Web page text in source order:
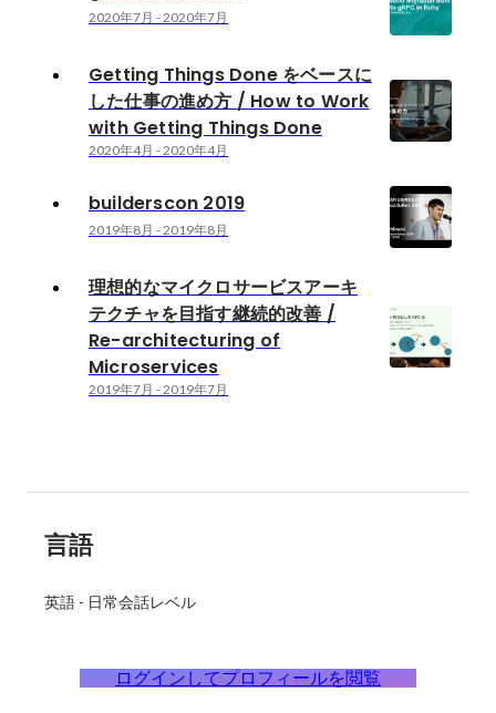
2020年7月 -2020年7月
Getting Things Done をベースに
した仕事の進め方 / How to Work
with Getting Things Done
2020年4月 -2020年4月
builderscon 2019
2019年8月 -2019年8月
理想的なマイクロサービスアーキ
テクチャを目指す継続的改善 /
Re-architecturing of
Microservices
2019年7月 -2019年7月
言語
英語 - 日常会話レベル
ログインしてプロフィールを閲覧